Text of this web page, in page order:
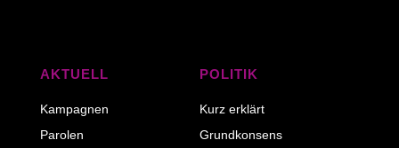
AKTUELL
Kampagnen
Parolen
POLITIK
Kurz erklärt
Grundkonsens